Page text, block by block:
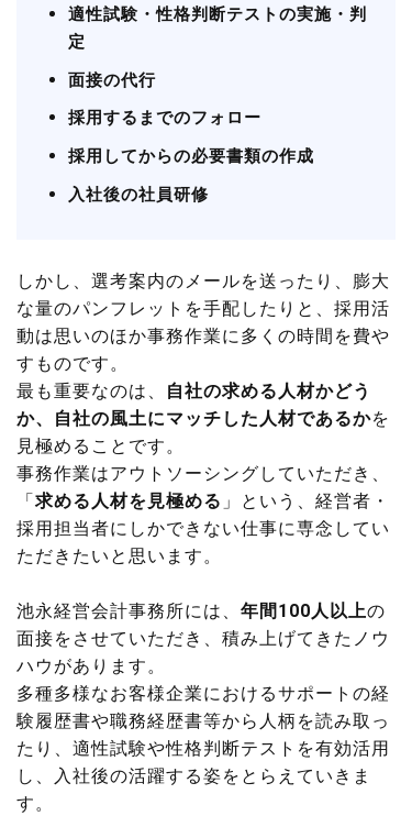
適性試験・性格判断テストの実施・判
定
面接の代行
採用するまでのフォロー
採用してからの必要書類の作成
入社後の社員研修
しかし、選考案内のメールを送ったり、膨大
な量のパンフレットを手配したりと、採用活
動は思いのほか事務作業に多くの時間を費や
すものです。
最も重要なのは、
自社の求める人材かどう
か、自社の風土にマッチした人材であるかを
見極めることです。
事務作業はアウトソーシングしていただき、
「 求める人材を見極める 」という、経営者・
採用担当者にしかできない仕事に専念してい
ただきたいと思います。
池永経営会計事務所には、 年間100人以上の
面接をさせていただき、積み上げてきたノウ
ハウがあります。
多種多様なお客様企業におけるサポートの経
験履歴書や職務経歴書等から人柄を読み取っ
たり、適性試験や性格判断テストを有効活用
し、入社後の活躍する姿をとらえていきま
す。